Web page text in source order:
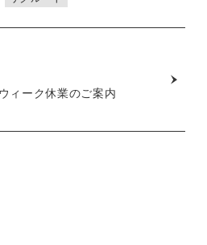
ィーク休業のご案内